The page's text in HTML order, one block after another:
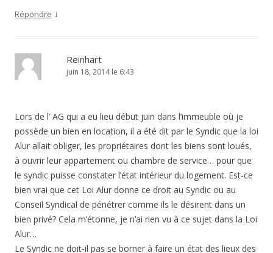
Répondre ↓
Reinhart
juin 18, 2014 le 6:43
Lors de l’ AG qui a eu lieu début juin dans l’immeuble où je
possède un bien en location, il a été dit par le Syndic que la loi
Alur allait obliger, les propriétaires dont les biens sont loués,
à ouvrir leur appartement ou chambre de service… pour que
le syndic puisse constater l’état intérieur du logement. Est-ce
bien vrai que cet Loi Alur donne ce droit au Syndic ou au
Conseil Syndical de pénétrer comme ils le désirent dans un
bien privé? Cela m’étonne, je n’ai rien vu à ce sujet dans la Loi
Alur…
Le Syndic ne doit-il pas se borner à faire un état des lieux des